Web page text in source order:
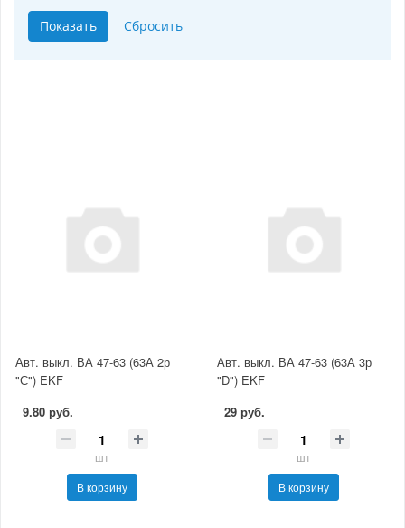
Авт. выкл. ВА 47-63 (63А 2р
"С") EKF
9.80 руб.
шт
В корзину
Авт. выкл. ВА 47-63 (63А 3р
"D") EKF
29 руб.
шт
В корзину